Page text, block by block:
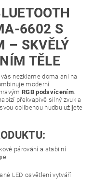
6602 S
– SKVĚLÝ
TĚLE
nezklame doma ani na
moderní
RGB podsvícením.
překvapivě silný zvuk a
oblíbenou hudbu užijete
párování a stabilní
LED osvětlení vytváří